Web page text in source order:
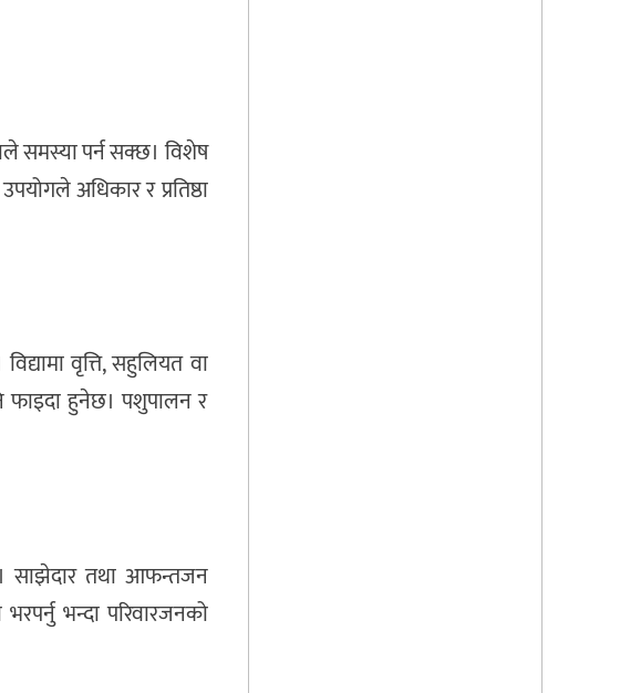
समस्या पर्न सक्छ। विशेष
अधिकार र प्रतिष्ठा
वृत्ति, सहुलियत वा
फाइदा हुनेछ। पशुपालन र
साझेदार तथा आफन्तजन
भन्दा परिवारजनको